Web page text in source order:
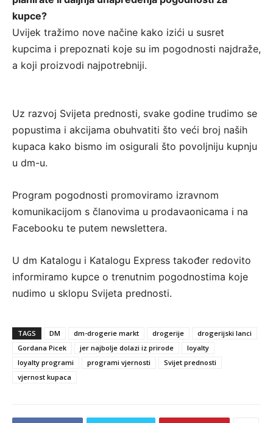
kupce?
Uvijek tražimo nove načine kako izići u susret
kupcima i prepoznati koje su im pogodnosti najdraže,
a koji proizvodi najpotrebniji.
Uz razvoj Svijeta prednosti, svake godine trudimo se
popustima i akcijama obuhvatiti što veći broj naših
kupaca kako bismo im osigurali što povoljniju kupnju
u dm-u.
Program pogodnosti promoviramo izravnom
komunikacijom s članovima u prodavaonicama i na
Facebooku te putem newslettera.
U dm Katalogu i Katalogu Express također redovito
informiramo kupce o trenutnim pogodnostima koje
nudimo u sklopu Svijeta prednosti.
TAGS DM dm-drogerie markt drogerije
drogerijski lanci
Gordana Picek
jer najbolje dolazi iz prirode
loyalty
loyalty programi
programi vjernosti
Svijet prednosti
vjernost kupaca